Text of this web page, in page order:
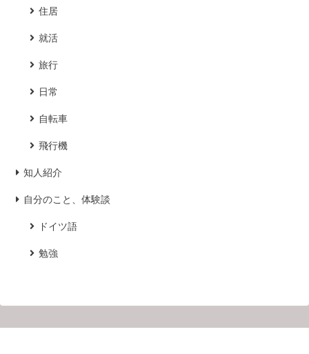
住居
就活
旅行
日常
自転車
飛行機
知人紹介
自分のこと、体験談
ドイツ語
勉強